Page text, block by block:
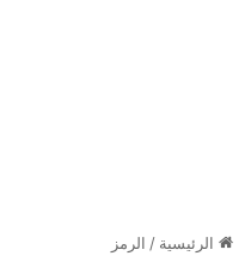
الرئيسية / الرمز